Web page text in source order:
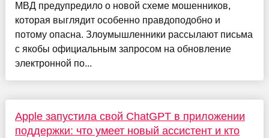
МВД предупредило о новой схеме мошенников,
которая выглядит особенно правдоподобно и
потому опасна. Злоумышленники рассылают письма
с якобы официальным запросом на обновление
электронной по...
Apple запустила свой ChatGPT в приложении
поддержки: что умеет новый ассистент и кто